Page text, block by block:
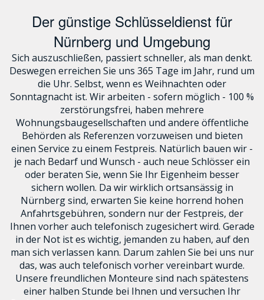
Der günstige Schlüsseldienst für
Nürnberg und Umgebung
Sich auszuschließen, passiert schneller, als man denkt.
Deswegen erreichen Sie uns 365 Tage im Jahr, rund um
die Uhr. Selbst, wenn es Weihnachten oder
Sonntagnacht ist. Wir arbeiten - sofern möglich - 100 %
zerstörungsfrei, haben mehrere
Wohnungsbaugesellschaften und andere öffentliche
Behörden als Referenzen vorzuweisen und bieten
einen Service zu einem Festpreis. Natürlich bauen wir -
je nach Bedarf und Wunsch - auch neue Schlösser ein
oder beraten Sie, wenn Sie Ihr Eigenheim besser
sichern wollen. Da wir wirklich ortsansässig in
Nürnberg sind, erwarten Sie keine horrend hohen
Anfahrtsgebühren, sondern nur der Festpreis, der
Ihnen vorher auch telefonisch zugesichert wird. Gerade
in der Not ist es wichtig, jemanden zu haben, auf den
man sich verlassen kann. Darum zahlen Sie bei uns nur
das, was auch telefonisch vorher vereinbart wurde.
Unsere freundlichen Monteure sind nach spätestens
einer halben Stunde bei Ihnen und versuchen Ihr